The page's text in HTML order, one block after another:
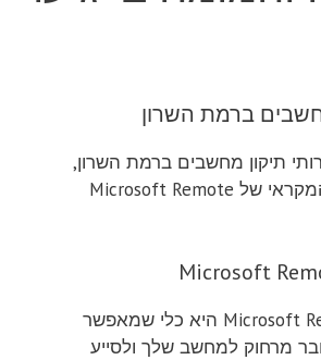
ברמת השרון
תיקון מחשבים ברמת השרון,
ובמיוחד בשירות המקראי של Microsoft Remote
Microsoft
Microsoft Remote Assistance היא כלי שמאפשר
מרחוק למחשב שלך ולסייע